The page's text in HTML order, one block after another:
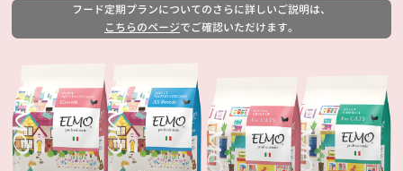
フード定期プランについてのさらに詳しいご説明は、
こちらのページでご確認いただけます。